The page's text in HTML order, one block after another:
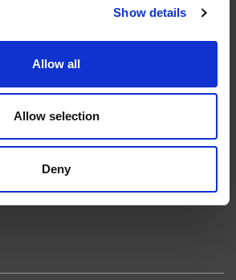
Show details
Allow all
Allow selection
Deny
分关键。我们的机床采用完整的加工方法
易趋宏公司（EXTRUDE HONE®） 机械加
您看不到的零件表面，并且对其进行成型
以衡量改善程度的业绩。